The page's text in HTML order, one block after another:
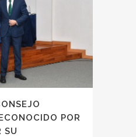
POR
SU